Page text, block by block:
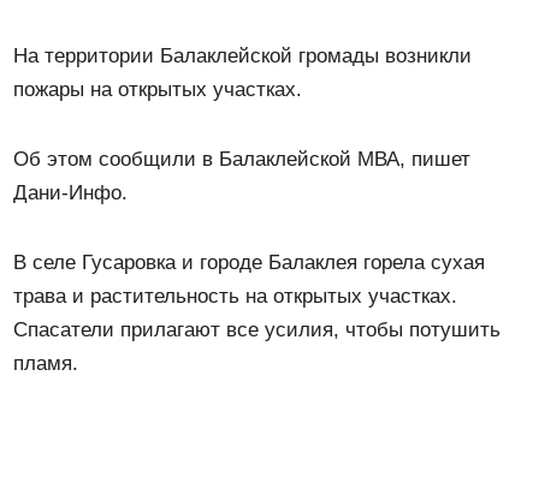
На территории Балаклейской громады возникли
пожары на открытых участках.
Об этом сообщили в Балаклейской МВА, пишет
Дани-Инфо.
В селе Гусаровка и городе Балаклея горела сухая
трава и растительность на открытых участках.
Спасатели прилагают все усилия, чтобы потушить
пламя.